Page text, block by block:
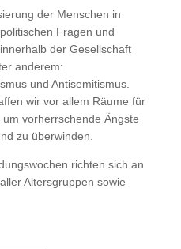
der Menschen in
Fragen und
der Gesellschaft
anderem:
und Antisemitismus.
wir vor allem Räume für
vorherrschende Ängste
zu überwinden.
richten sich an
Altersgruppen sowie